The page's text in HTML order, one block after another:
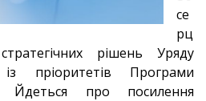
се
рц
рішень Уряду
пріоритетів Програми
Йдеться про посилення